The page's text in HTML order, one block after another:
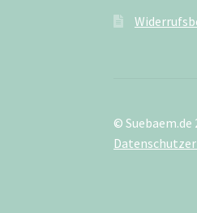
© Suebaem.de